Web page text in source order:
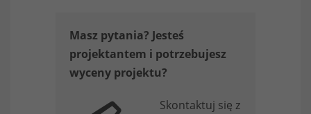
Masz pytania? Jesteś
projektantem i potrzebujesz
wyceny projektu?
Skontaktuj się z